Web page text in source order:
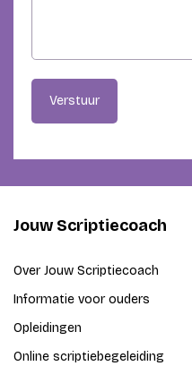
Verstuur
Jouw Scriptiecoach
Over Jouw Scriptiecoach
Informatie voor ouders
Opleidingen
Online scriptiebegeleiding